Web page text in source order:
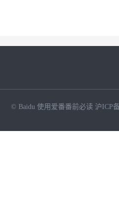
© Baidu 使用爱番番前必读 沪ICP